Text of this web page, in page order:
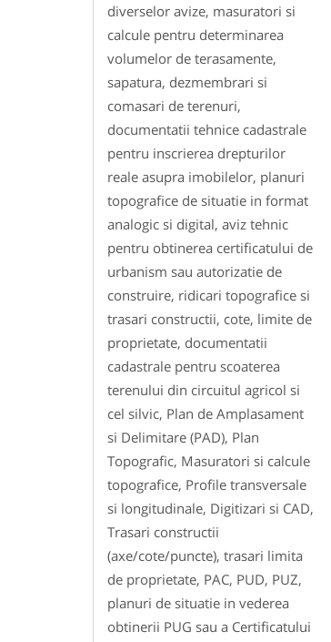
diverselor avize, masuratori si
calcule pentru determinarea
volumelor de terasamente,
sapatura, dezmembrari si
comasari de terenuri,
documentatii tehnice cadastrale
pentru inscrierea drepturilor
reale asupra imobilelor, planuri
topografice de situatie in format
analogic si digital, aviz tehnic
pentru obtinerea certificatului de
urbanism sau autorizatie de
construire, ridicari topografice si
trasari constructii, cote, limite de
proprietate, documentatii
cadastrale pentru scoaterea
terenului din circuitul agricol si
cel silvic, Plan de Amplasament
si Delimitare (PAD), Plan
Topografic, Masuratori si calcule
topografice, Profile transversale
si longitudinale, Digitizari si CAD,
Trasari constructii
(axe/cote/puncte), trasari limita
de proprietate, PAC, PUD, PUZ,
planuri de situatie in vederea
obtinerii PUG sau a Certificatului